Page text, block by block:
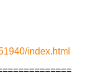
index.html